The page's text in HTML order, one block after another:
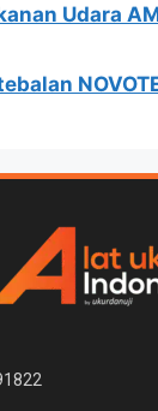
Udara